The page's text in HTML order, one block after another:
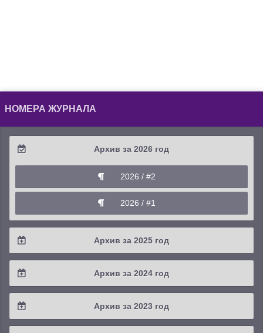
НОМЕРА ЖУРНАЛА
Архив за 2026 год
2026 / #2
2026 / #1
Архив за 2025 год
2025 / #4
2025 / #3
Архив за 2024 год
2024 / #4
2024 / #3
Архив за 2023 год
2023 / #4